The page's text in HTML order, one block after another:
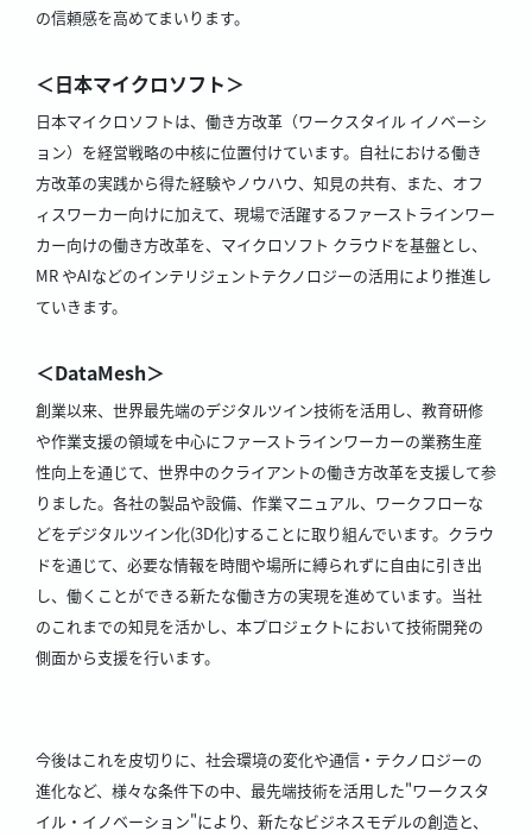
の信頼感を高めてまいります。
＜日本マイクロソフト＞
日本マイクロソフトは、働き方改革（ワークスタイル イノベーシ
ョン）を経営戦略の中核に位置付けています。自社における働き
方改革の実践から得た経験やノウハウ、知見の共有、また、オフ
ィスワーカー向けに加えて、現場で活躍するファーストラインワー
カー向けの働き方改革を、マイクロソフト クラウドを基盤とし、
MR やAIなどのインテリジェントテクノロジーの活用により推進し
ていきます。
＜DataMesh＞
創業以来、世界最先端のデジタルツイン技術を活用し、教育研修
や作業支援の領域を中心にファーストラインワーカーの業務生産
性向上を通じて、世界中のクライアントの働き方改革を支援して参
りました。各社の製品や設備、作業マニュアル、ワークフローな
どをデジタルツイン化(3D化)することに取り組んでいます。クラウ
ドを通じて、必要な情報を時間や場所に縛られずに自由に引き出
し、働くことができる新たな働き方の実現を進めています。当社
のこれまでの知見を活かし、本プロジェクトにおいて技術開発の
側面から支援を行います。
今後はこれを皮切りに、社会環境の変化や通信・テクノロジーの
進化など、様々な条件下の中、最先端技術を活用した"ワークスタ
イル・イノベーション"により、新たなビジネスモデルの創造と、